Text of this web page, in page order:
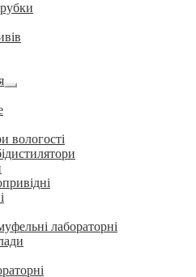
Розгорнуте
вологості
лабораторні